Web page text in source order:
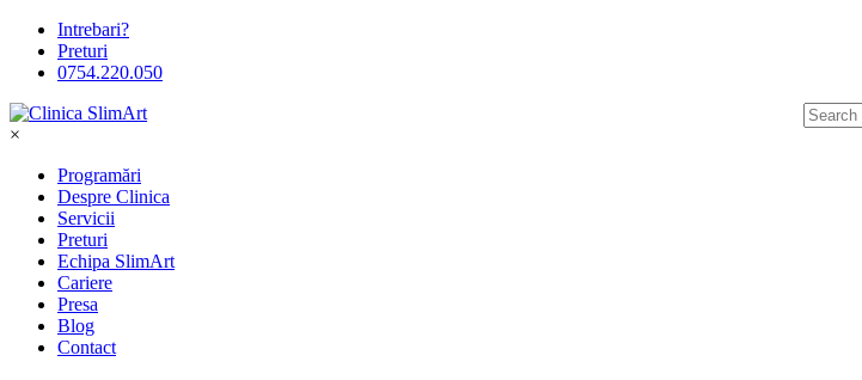
Intrebari?
Preturi
0754.220.050
×
Programări
Despre Clinica
Servicii
Preturi
Echipa SlimArt
Cariere
Presa
Blog
Contact